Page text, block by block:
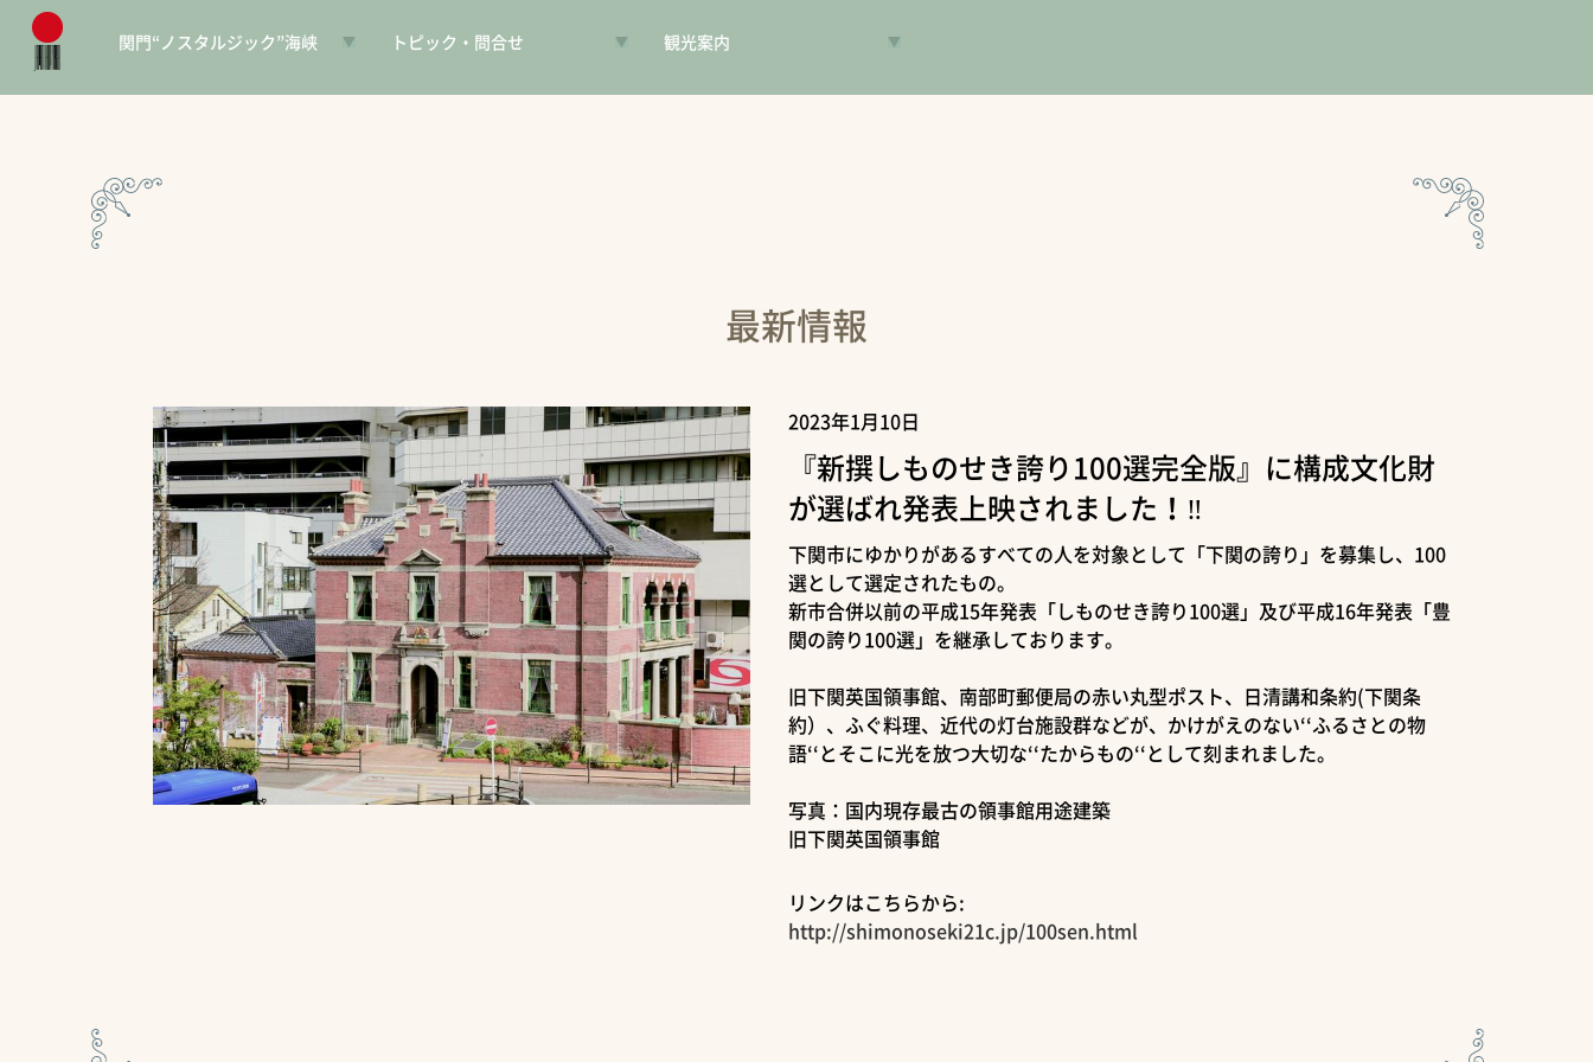
関門“ノスタルジック”海峡
日本遺産とは
トピック・問合せ
お知らせ
観光案内
VR昔旅
最新情報
2023年1月10日
『新撰しものせき誇り100選完全版』に構成文化財
が選ばれ発表上映されました！‼
下関市にゆかりがあるすべての人を対象として「下関の誇り」を募集し、100
選として選定されたもの。
新市合併以前の平成15年発表「しものせき誇り100選」及び平成16年発表「豊
関の誇り100選」を継承しております。
旧下関英国領事館、南部町郵便局の赤い丸型ポスト、日清講和条約(下関条
約）、ふぐ料理、近代の灯台施設群などが、かけがえのない‘‘ふるさとの物
語‘‘とそこに光を放つ大切な‘‘たからもの‘‘として刻まれました。
写真：国内現存最古の領事館用途建築
旧下関英国領事館
リンクはこちらから:
http://shimonoseki21c.jp/100sen.html